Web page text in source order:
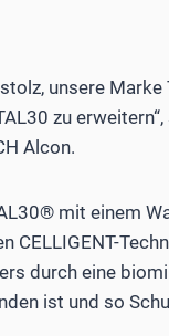
unsere
zu
Alcon.
mit einem
CELLIGENT-
durch eine
ist und so